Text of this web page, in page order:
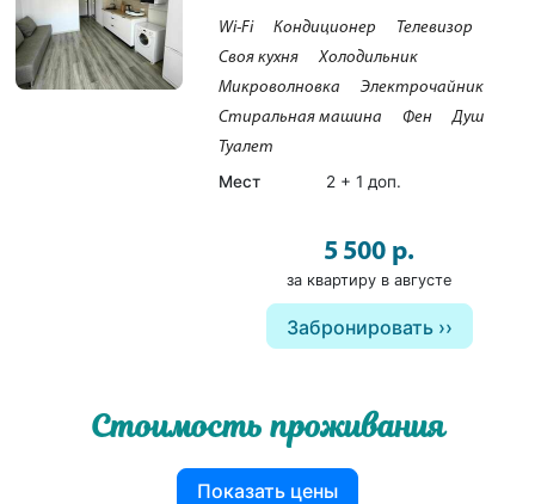
Wi-Fi Кондиционер
Телевизор
Своя кухня
Холодильник
Микроволновка
Электрочайник
Стиральная машина
Фен
Душ
Туалет
Мест 2 + 1 доп.
5 500 р.
за квартиру в августе
Забронировать
Стоимость проживания
Показать цены